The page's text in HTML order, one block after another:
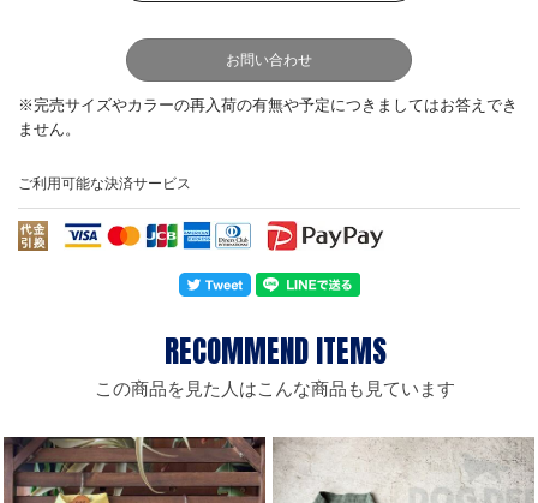
お問い合わせ
ご利用可能な決済サービス
この商品を見た人はこんな商品も見ています